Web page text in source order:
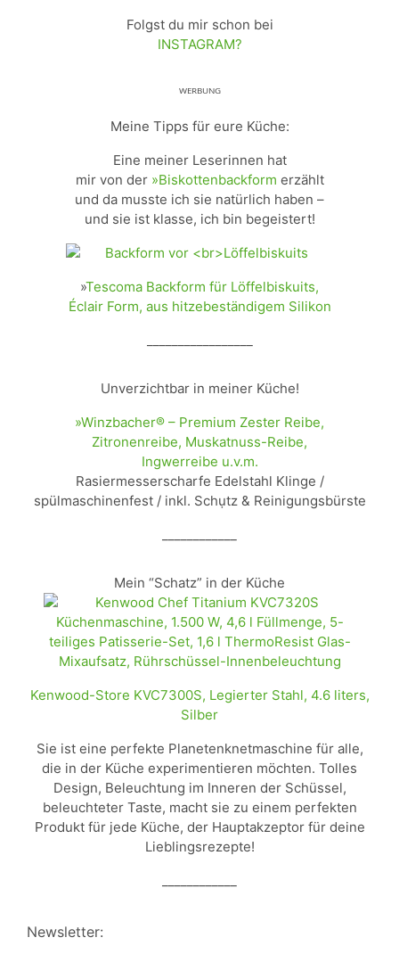
Folgst du mir schon bei
INSTAGRAM?
ᵂᴱᴿᴮᵁᴺᴳ
Meine Tipps für eure Küche:
Eine meiner Leserinnen hat
mir von der »Biskottenbackform erzählt
und da musste ich sie natürlich haben –
und sie ist klasse, ich bin begeistert!
»Tescoma Backform für Löffelbiskuits,
Éclair Form, aus hitzebeständigem Silikon
Unverzichtbar in meiner Küche!
»Winzbacher® – Premium Zester Reibe,
Zitronenreibe, Muskatnuss-Reibe,
Ingwerreibe u.v.m.
Rasiermesserscharfe Edelstahl Klinge /
spülmaschinenfest / inkl. Schụtz & Reinigungsbürste
Mein “Schatz” in der Küche
Kenwood-Store KVC7300S, Legierter Stahl, 4.6 liters,
Silber
Sie ist eine perfekte Planetenknetmaschine für alle,
die in der Küche experimentieren möchten. Tolles
Design, Beleuchtung im Inneren der Schüssel,
beleuchteter Taste, macht sie zu einem perfekten
Produkt für jede Küche, der Hauptakzeptor für deine
Lieblingsrezepte!
Newsletter: